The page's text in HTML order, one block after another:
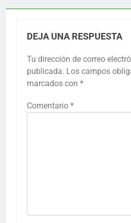
DEJA UNA RESPUESTA
Tu dirección de correo
publicada. Los campos
marcados con *
Comentario *